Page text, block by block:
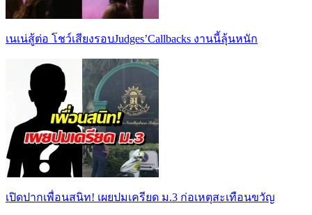
เนเน่สู้ต่อ โชว์เสียงรอบJudges’Callbacks งานนี้ลุ้นหนัก
เปิดปากเพื่อนสนิท! เผยปมเครียด ม.3 ก่อเหตุสะเทือนขวัญ